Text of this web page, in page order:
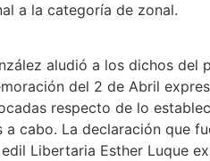
a la categoría de zonal.
aludió a los dichos del
del 2 de Abril
respecto de lo
cabo. La declaración que
Libertaria Esther Luque